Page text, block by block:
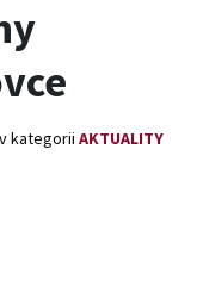
v kategorii AKTUALITY